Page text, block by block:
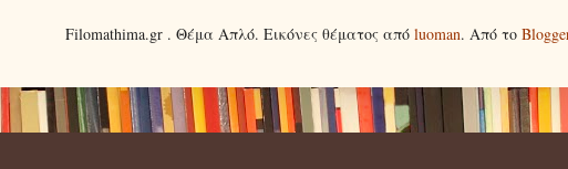
Filomathima.gr . Θέμα Απλό. Εικόνες θέματος από luoman. Από το